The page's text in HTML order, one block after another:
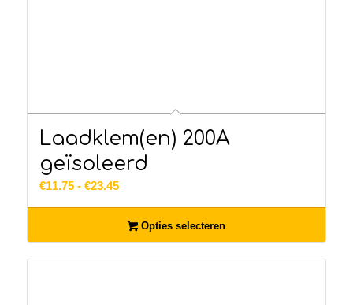
Laadklem(en) 200A
geïsoleerd
€11.75 - €23.45Prijsklasse:
tot
€23.45
Opties selecteren